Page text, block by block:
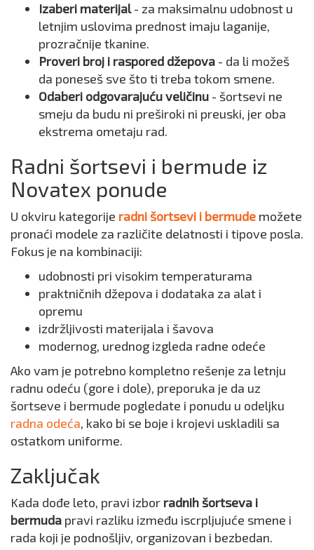
Izaberi materijal- za maksimalnu udobnost u
letnjim uslovima prednost imaju laganije,
prozračnije tkanine.
Proveri broj i raspored džepova - da li možeš
da poneseš sve što ti treba tokom smene.
Odaberi odgovarajuću veličinu - šortsevi ne
smeju da budu ni preširoki ni preuski, jer oba
ekstrema ometaju rad.
Radni šortsevi i bermude iz
Novatex ponude
U okviru kategorije radni šortsevi i bermude možete
pronaći modele za različite delatnosti i tipove posla.
Fokus je na kombinaciji:
udobnosti pri visokim temperaturama
praktničnih džepova i dodataka za alat i
opremu
izdržljivosti materijala i šavova
modernog, urednog izgleda radne odeće
Ako vam je potrebno kompletno rešenje za letnju
radnu odeću (gore i dole), preporuka je da uz
šortseve i bermude pogledate i ponudu u odeljku
radna odeća, kako bi se boje i krojevi uskladili sa
ostatkom uniforme.
Zaključak
Kada dođe leto, pravi izbor radnih šortseva i
bermuda pravi razliku između iscrpljujuće smene i
rada koji je podnošljiv, organizovan i bezbedan.